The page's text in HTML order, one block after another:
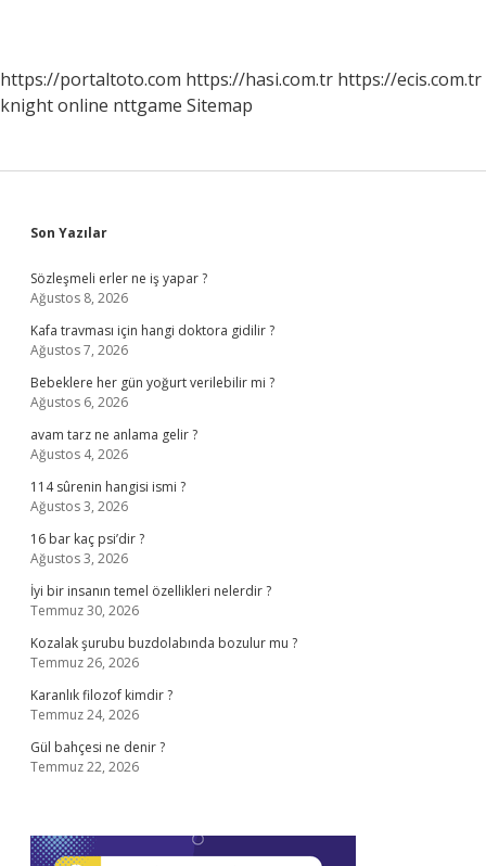
https://portaltoto.com https://hasi.com.tr https://ecis.com.tr
knight online nttgame Sitemap
Sidebar
Son Yazılar
Sözleşmeli erler ne iş yapar ?
Ağustos 8, 2026
Kafa travması için hangi doktora gidilir ?
Ağustos 7, 2026
Bebeklere her gün yoğurt verilebilir mi ?
Ağustos 6, 2026
avam tarz ne anlama gelir ?
Ağustos 4, 2026
114 sûrenin hangisi ismi ?
Ağustos 3, 2026
16 bar kaç psi’dir ?
Ağustos 3, 2026
İyi bir insanın temel özellikleri nelerdir ?
Temmuz 30, 2026
Kozalak şurubu buzdolabında bozulur mu ?
Temmuz 26, 2026
Karanlık filozof kimdir ?
Temmuz 24, 2026
Gül bahçesi ne denir ?
Temmuz 22, 2026